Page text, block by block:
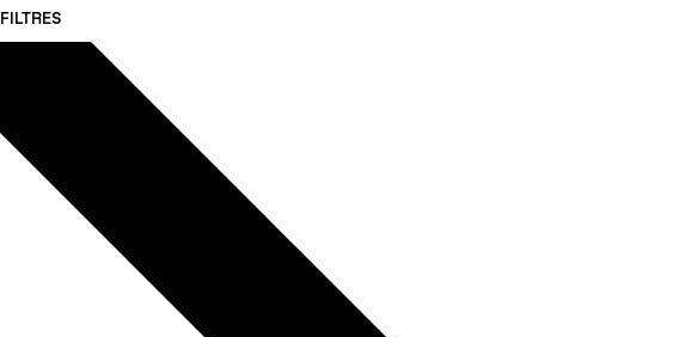
FILTRES